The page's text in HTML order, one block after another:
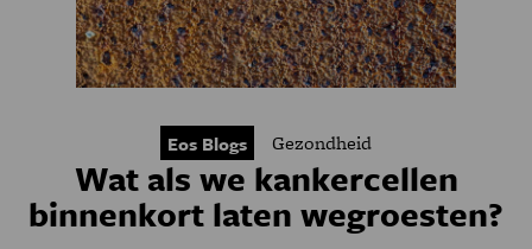
Eos Blogs Gezondheid
Wat als we kankercellen
binnenkort laten wegroesten?